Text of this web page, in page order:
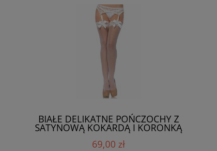
BIAŁE DELIKATNE POŃCZOCHY Z
SATYNOWĄ KOKARDĄ I KORONKĄ
69,00 zł